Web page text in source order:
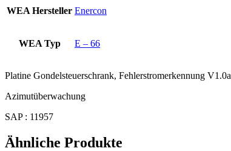
WEA Hersteller Enercon
WEA Typ E – 66
Platine Gondelsteuerschrank, Fehlerstromerkennung V1.0a
Azimutüberwachung
SAP : 11957
Ähnliche Produkte